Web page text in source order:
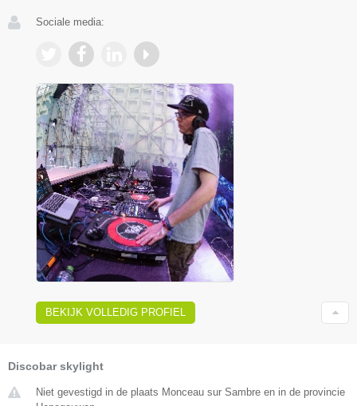
Sociale media:
BEKIJK VOLLEDIG PROFIEL
Discobar skylight
Niet gevestigd in de plaats Monceau sur Sambre en in de provincie